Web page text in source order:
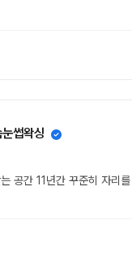
썹왁싱
공간 11년간 꾸준히 자리